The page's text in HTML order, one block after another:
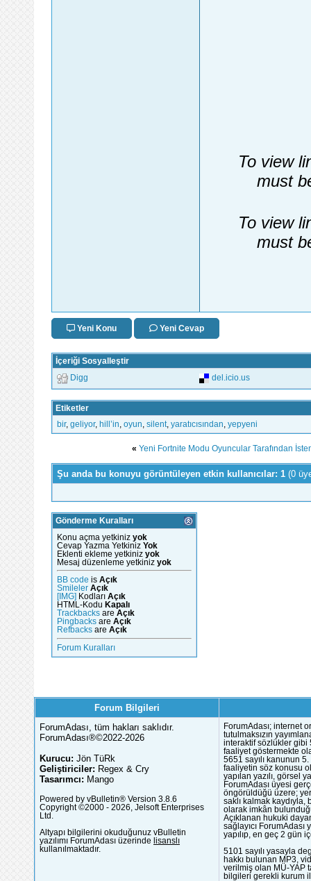
To view
must
To view
must
Yeni Konu Yeni Cevap
İçeriği Sosyalleştir
Digg del.icio.us
Etiketler
bir, geliyor, hill’in oyun silent yaratıcısından yepyeni
« Yeni Fortnite Modu Oyuncular Tarafından
Şu anda bu konuyu görüntüleyen etkin kullanıcılar: 1 (0
Gönderme Kuralları
Konu açma yetkiniz yok
Cevap Yazma Yetkiniz Yok
Eklenti ekleme yetkiniz yok
Mesaj düzenleme yetkiniz yok
BB code is Açık
Smileler Açık
[IMG]
Kodları Açık
HTML-Kodu Kapalı
Trackbacks are Açık
Pingbacks are Açık
Refbacks are Açık
Forum Kuralları
Forum Bilgileri
ForumAdası, tüm hakları saklıdır.
ForumAdası®©2022-2026
Kurucu: Jön TüRk
Geliştiriciler: Regex & Cry
Tasarımcı: Mango
Powered by vBulletin® Version 3.8.6
Copyright ©2000 - 2026, Jelsoft Enterprises
Ltd.
Altyapı bilgilerini okuduğunuz vBulletin
yazılımı ForumAdası üzerinde lisanslı
kullanılmaktadır.
ForumAdası; internet
tutulmaksızın
interaktif sözlükler gibi
faaliyet göstermekte
5651 sayılı kanunun
faaliyetin söz konusu
yapılan yazılı, görsel
ForumAdası üyesi
öngörüldüğü üzere;
saklı kalmak
olarak imkân
Açıklanan hukuki
sağlayıcı
yapılıp, en geç 2 gün
5101 sayılı yasayla
hakkı bulunan MP3,
verilmiş olan MÜ-YAP
bilgileri gerekli kurum